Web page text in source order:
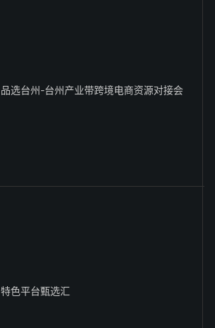
品选台州-台州产业带跨境电商资源对接会
特色平台甄选汇